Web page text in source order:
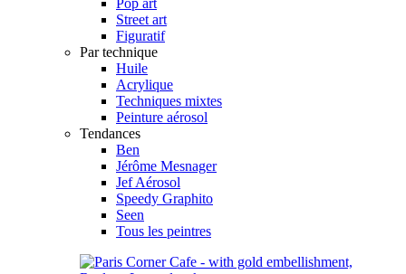
Street art
Figuratif
Par technique
Huile
Acrylique
Techniques mixtes
Peinture aérosol
Tendances
Ben
Jérôme Mesnager
Jef Aérosol
Speedy Graphito
Seen
Tous les peintres